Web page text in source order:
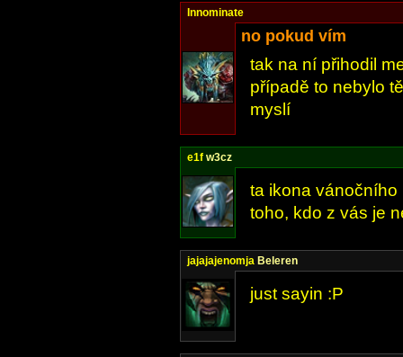
Innominate
no pokud vím
tak na ní přihodil
případě to nebylo
myslí
e1f w3cz
ta ikona vánočního
toho, kdo z vás je
jajajajenomja Beleren
just sayin :P